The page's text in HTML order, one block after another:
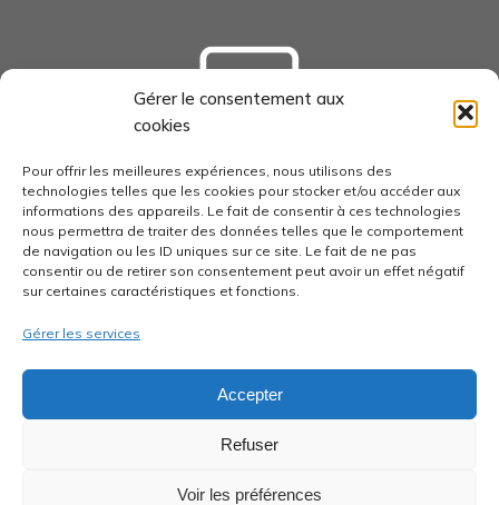
Gérer le consentement aux
cookies
Pour offrir les meilleures expériences, nous utilisons des
technologies telles que les cookies pour stocker et/ou accéder aux
informations des appareils. Le fait de consentir à ces technologies
nous permettra de traiter des données telles que le comportement
de navigation ou les ID uniques sur ce site. Le fait de ne pas
consentir ou de retirer son consentement peut avoir un effet négatif
sur certaines caractéristiques et fonctions.
Gérer les services
Accepter
Refuser
Voir les préférences
economie-pays-loudunais.fr
pays-loudunais.fr